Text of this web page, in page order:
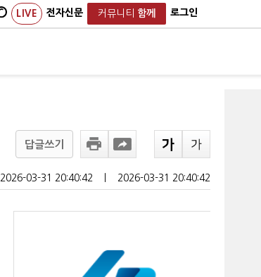
LIVE 전자신문 커뮤니티 함께 로그인
답글쓰기
2026-03-31 20:40:42 2026-03-31 20:40:42